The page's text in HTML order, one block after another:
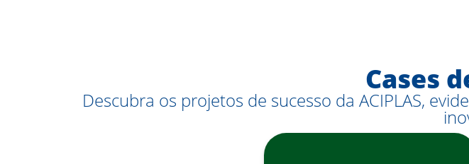
Cases
Descubra os projetos de sucesso da ACIPLAS,